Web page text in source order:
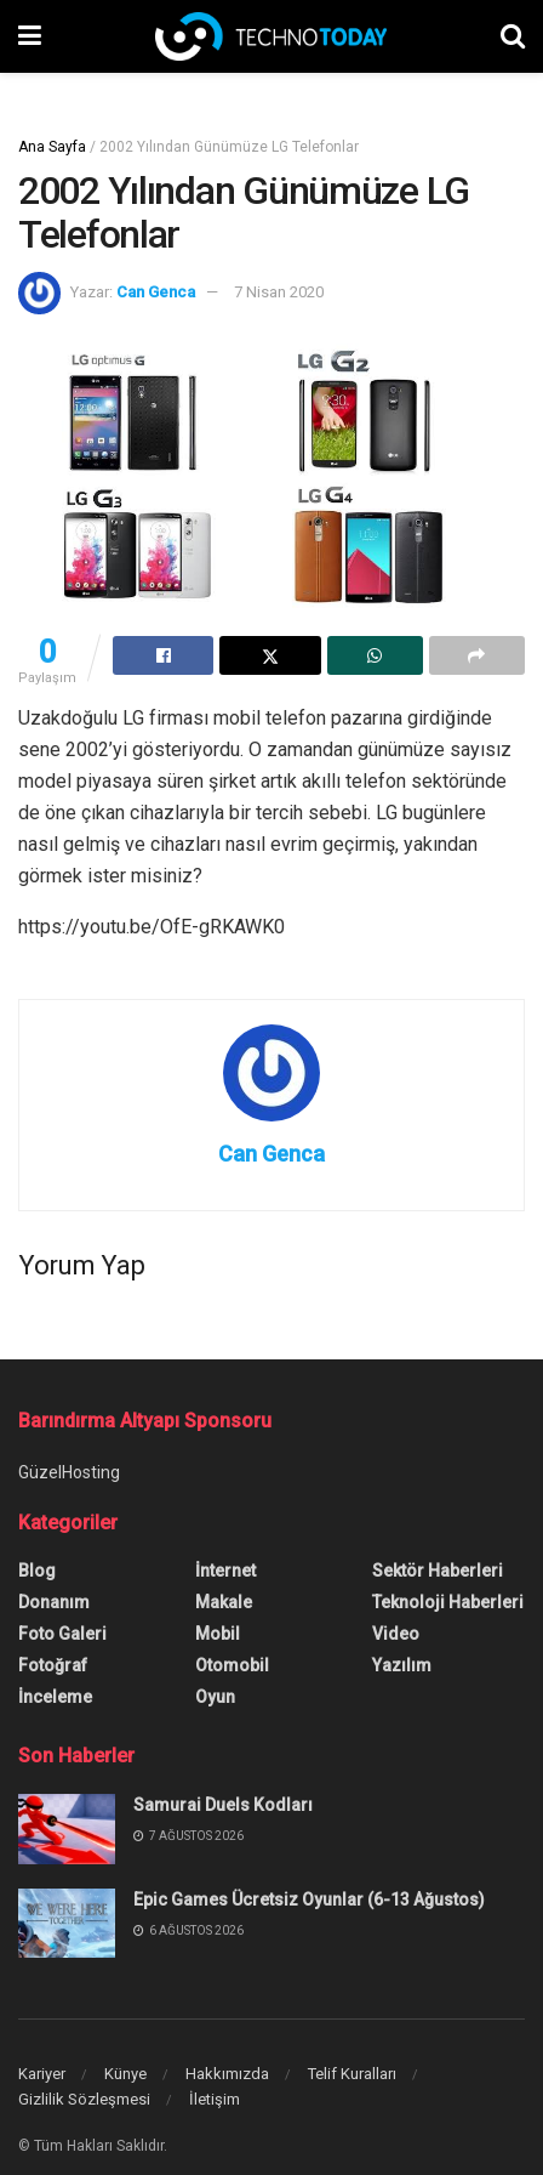
Ana Sayfa / 2002 Yılından Günümüze LG Telefonlar
2002 Yılından Günümüze LG
Telefonlar
Yazar: Can Genca 7 Nisan 2020
0
Paylaşım
Uzakdoğulu LG firması mobil telefon pazarına girdiğinde
sene 2002’yi gösteriyordu. O zamandan günümüze sayısız
model piyasaya süren şirket artık akıllı telefon sektöründe
de öne çıkan cihazlarıyla bir tercih sebebi. LG bugünlere
nasıl gelmiş ve cihazları nasıl evrim geçirmiş, yakından
görmek ister misiniz?
https://youtu.be/OfE-gRKAWK0
Can Genca
Yorum Yap
Barındırma Altyapı Sponsoru
GüzelHosting
Kategoriler
Blog
Donanım
Foto Galeri
Fotoğraf
İnceleme
İnternet
Makale
Mobil
Otomobil
Oyun
Sektör Haberleri
Teknoloji Haberleri
Video
Yazılım
Son Haberler
Samurai Duels Kodları
7 AĞUSTOS 2026
Epic Games Ücretsiz Oyunlar (6-13 Ağustos)
6 AĞUSTOS 2026
Kariyer Künye Hakkımızda
Telif Kuralları
Gizlilik Sözleşmesi
İletişim
© Tüm Hakları Saklıdır.